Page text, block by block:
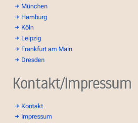
München
Hamburg
Köln
Leipzig
Frankfurt am Main
Dresden
Kontakt/Impressum
Kontakt
Impressum